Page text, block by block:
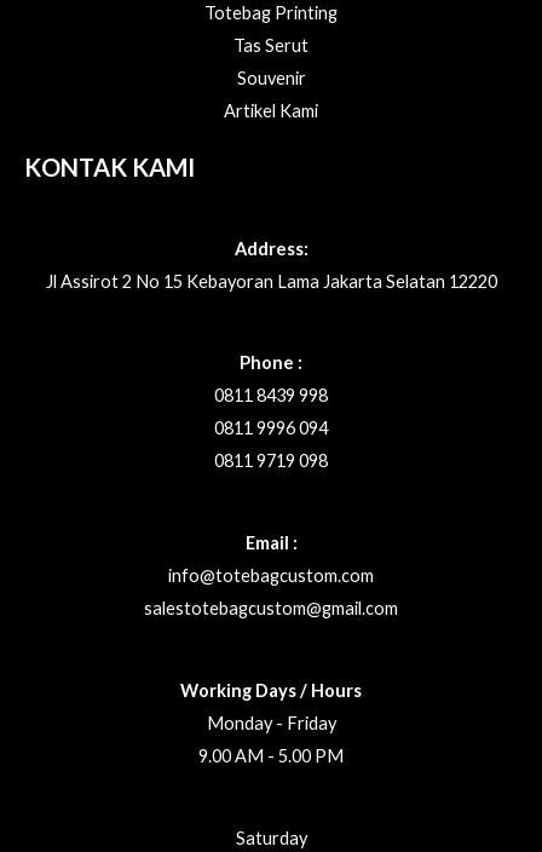
Totebag Printing
Tas Serut
Souvenir
Artikel Kami
KONTAK KAMI
Address:
Jl Assirot 2 No 15 Kebayoran Lama Jakarta Selatan 12220
Phone :
0811 8439 998
0811 9996 094
0811 9719 098
Email :
info@totebagcustom.com
salestotebagcustom@gmail.com
Working Days / Hours
Monday - Friday
9.00 AM - 5.00 PM
Saturday